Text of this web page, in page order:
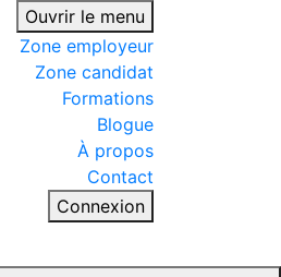
Ouvrir le menu
Zone employeur
Zone candidat
Formations
Blogue
À propos
Contact
Connexion